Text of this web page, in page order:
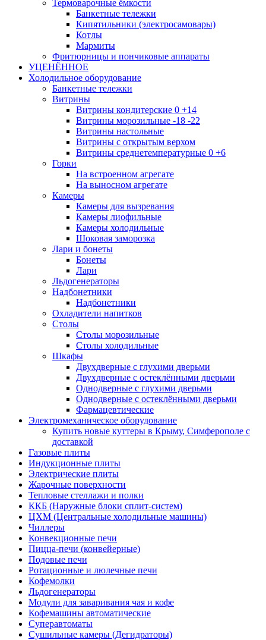
Термоварочные ёмкости
Банкетные тележки
Кипятильники (электросамовары)
Котлы
Мармиты
Фритюрницы и пончиковые аппараты
УЦЕНЁННОЕ
Холодильное оборудование
Банкетные тележки
Витрины
Витрины кондитерские 0 +14
Витрины морозильные -18 -22
Витрины настольные
Витрины с открытым верхом
Витрины среднетемпературные 0 +6
Горки
На встроенном агрегате
На выносном агрегате
Камеры
Камеры для вызревания
Камеры лиофильные
Камеры холодильные
Шоковая заморозка
Лари и бонеты
Бонеты
Лари
Льдогенераторы
Надбонетники
Надбонетники
Охладители напитков
Столы
Столы морозильные
Столы холодильные
Шкафы
Двухдверные с глухими дверьми
Двухдверные с остеклёнными дверьми
Однодверные с глухими дверьми
Однодверные с остеклёнными дверьми
Фармацевтические
Электромеханическое оборудование
Купить новые куттеры в Крыму, Симферополе с
доставкой
Газовые плиты
Индукционные плиты
Электрические плиты
Жарочные поверхности
Тепловые стеллажи и полки
ККБ (Наружные блоки сплит-систем)
ЦХМ (Центральные холодильные машины)
Чиллеры
Конвекционные печи
Пицца-печи (конвейерные)
Подовые печи
Ротационные и люлечные печи
Кофемолки
Льдогенераторы
Модули для заваривания чая и кофе
Кофемашины автоматические
Суперавтоматы
Сушильные камеры (Дегидраторы)